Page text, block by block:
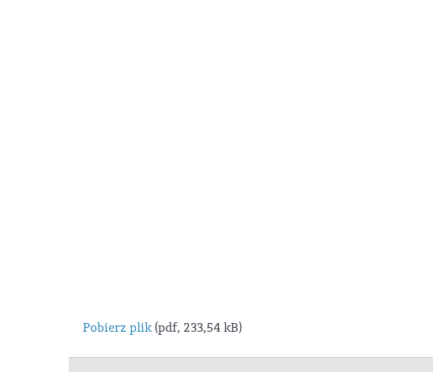
Pobierz plik(pdf, 233,54 kB)